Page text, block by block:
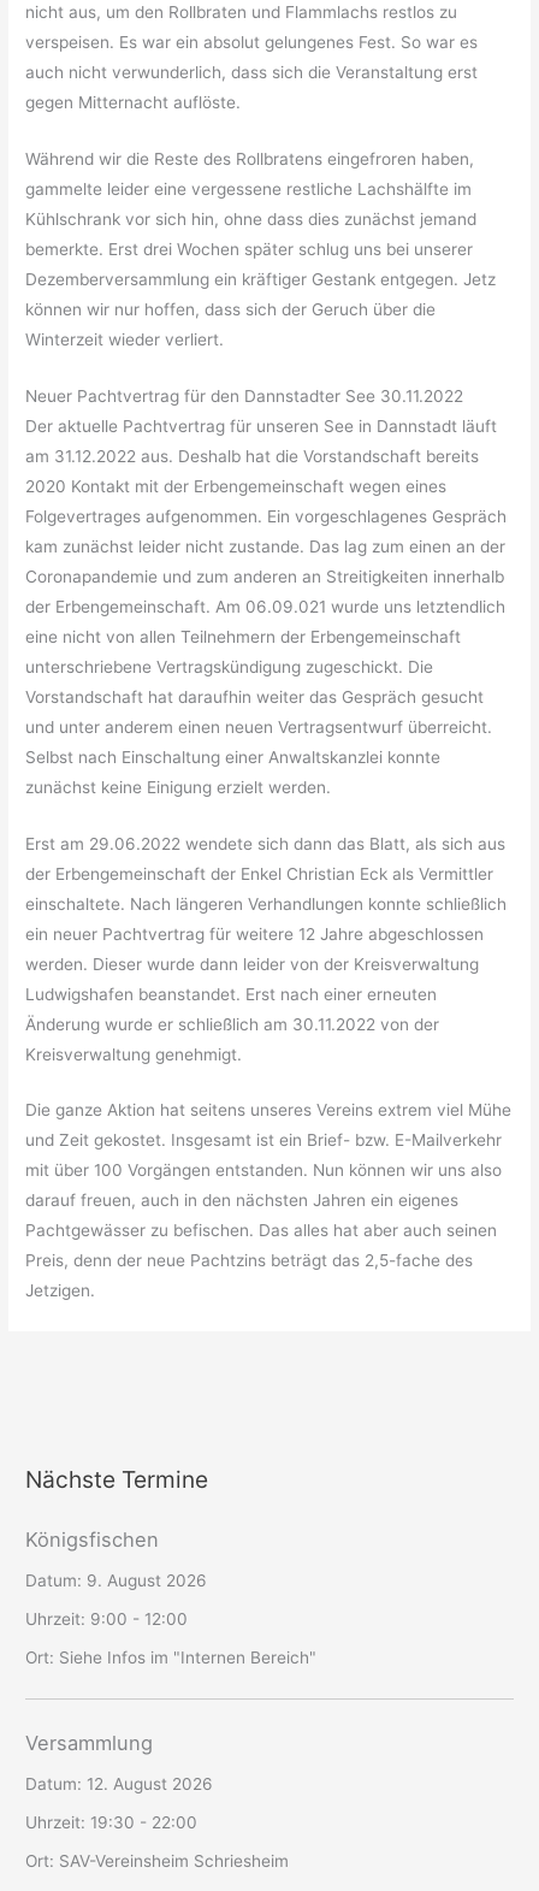
nicht aus, um den Rollbraten und Flammlachs restlos zu
verspeisen. Es war ein absolut gelungenes Fest. So war es
auch nicht verwunderlich, dass sich die Veranstaltung erst
gegen Mitternacht auflöste.
Während wir die Reste des Rollbratens eingefroren haben,
gammelte leider eine vergessene restliche Lachshälfte im
Kühlschrank vor sich hin, ohne dass dies zunächst jemand
bemerkte. Erst drei Wochen später schlug uns bei unserer
Dezemberversammlung ein kräftiger Gestank entgegen. Jetz
können wir nur hoffen, dass sich der Geruch über die
Winterzeit wieder verliert.
Neuer Pachtvertrag für den Dannstadter See 30.11.2022
Der aktuelle Pachtvertrag für unseren See in Dannstadt läuft
am 31.12.2022 aus. Deshalb hat die Vorstandschaft bereits
2020 Kontakt mit der Erbengemeinschaft wegen eines
Folgevertrages aufgenommen. Ein vorgeschlagenes Gespräch
kam zunächst leider nicht zustande. Das lag zum einen an der
Coronapandemie und zum anderen an Streitigkeiten innerhalb
der Erbengemeinschaft. Am 06.09.021 wurde uns letztendlich
eine nicht von allen Teilnehmern der Erbengemeinschaft
unterschriebene Vertragskündigung zugeschickt. Die
Vorstandschaft hat daraufhin weiter das Gespräch gesucht
und unter anderem einen neuen Vertragsentwurf überreicht.
Selbst nach Einschaltung einer Anwaltskanzlei konnte
zunächst keine Einigung erzielt werden.
Erst am 29.06.2022 wendete sich dann das Blatt, als sich aus
der Erbengemeinschaft der Enkel Christian Eck als Vermittler
einschaltete. Nach längeren Verhandlungen konnte schließlich
ein neuer Pachtvertrag für weitere 12 Jahre abgeschlossen
werden. Dieser wurde dann leider von der Kreisverwaltung
Ludwigshafen beanstandet. Erst nach einer erneuten
Änderung wurde er schließlich am 30.11.2022 von der
Kreisverwaltung genehmigt.
Die ganze Aktion hat seitens unseres Vereins extrem viel Mühe
und Zeit gekostet. Insgesamt ist ein Brief- bzw. E-Mailverkehr
mit über 100 Vorgängen entstanden. Nun können wir uns also
darauf freuen, auch in den nächsten Jahren ein eigenes
Pachtgewässer zu befischen. Das alles hat aber auch seinen
Preis, denn der neue Pachtzins beträgt das 2,5-fache des
Jetzigen.
Nächste Termine
Königsfischen
Datum: 9. August 2026
Uhrzeit: 9:00 - 12:00
Ort: Siehe Infos im "Internen Bereich"
Versammlung
Datum: 12. August 2026
Uhrzeit: 19:30 - 22:00
Ort: SAV-Vereinsheim Schriesheim